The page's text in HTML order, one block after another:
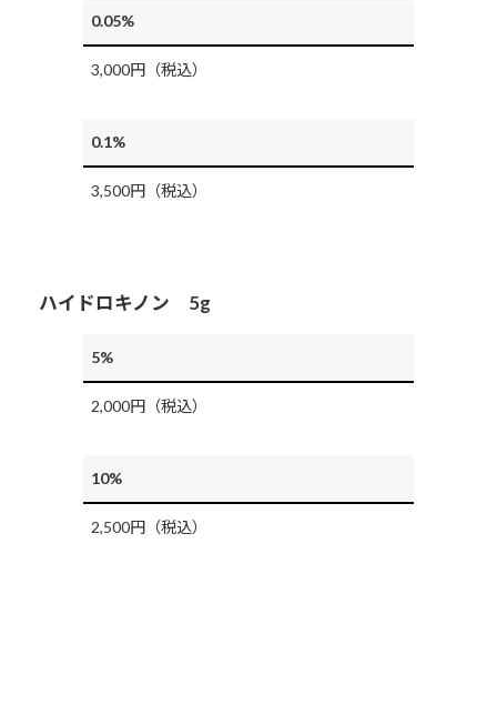
0.05%
3,000円（税込）
0.1%
3,500円（税込）
ハイドロキノン 5g
5%
2,000円（税込）
10%
2,500円（税込）